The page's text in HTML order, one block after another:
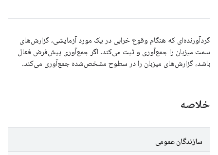
گردآورنده‌ای که هنگام وقوع خرابی در یک مورد آزمایشی، گزارش‌های
سمت میزبان را جمع‌آوری و ثبت می‌کند. اگر جمع‌آوری پیش‌فرض فعال
باشد، گزارش‌های میزبان را در سطوح مشخص‌شده جمع‌آوری می‌کند.
خلاصه
سازندگان عمومی